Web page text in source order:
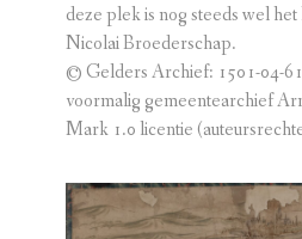
deze plek is nog steeds wel
Nicolai Broederschap.
© Gelders Archief: 1501-04-
voormalig gemeentearchief
Mark 1.0 licentie